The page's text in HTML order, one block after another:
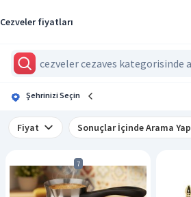
Cezveler fiyatları
Şehrinizi Seçin
Fiyat Sonuçlar İçinde Arama Yap
7